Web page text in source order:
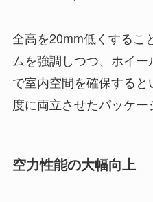
全高を20mm低くするこ
ムを強調しつつ、ホイ
で室内空間を確保する
度に両立させたパッケー
空力性能の大幅向上